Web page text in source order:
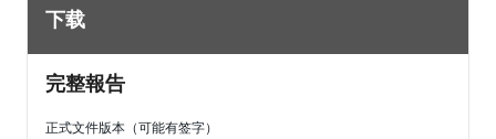
下载
完整報告
正式文件版本（可能有签字）